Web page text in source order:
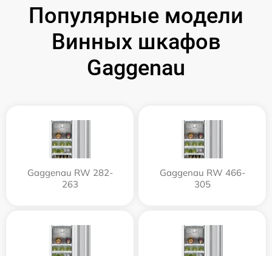
Популярные модели
Винных шкафов
Gaggenau
Gaggenau RW 282-
263
Gaggenau RW 466-
305